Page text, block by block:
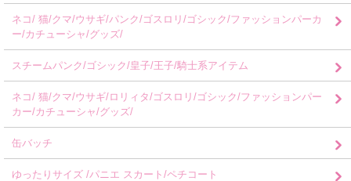
ネコ/ 猫/クマ/ウサギ/パンク/ゴスロリ/ゴシック/ファッションパーカ
ー/カチューシャ/グッズ/
スチームパンク/ゴシック/皇子/王子/騎士系アイテム
ネコ/ 猫/クマ/ウサギ/ロリィタ/ゴスロリ/ゴシック/ファッションパー
カー/カチューシャ/グッズ/
缶バッチ
ゆったりサイズ /パニエ スカート/ペチコート